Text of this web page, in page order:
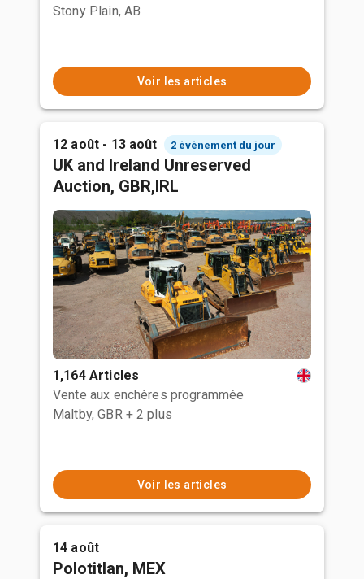
Stony Plain, AB
Voir les articles
12 août - 13 août 2 événement du jour
UK and Ireland Unreserved
Auction, GBR,IRL
1,164 Articles
Vente aux enchères programmée
Maltby, GBR + 2 plus
Voir les articles
14 août
Polotitlan, MEX